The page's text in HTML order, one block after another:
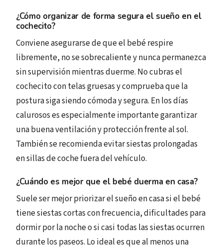
¿Cómo organizar de forma segura el sueño en el
cochecito?
Conviene asegurarse de que el bebé respire
libremente, no se sobrecaliente y nunca permanezca
sin supervisión mientras duerme. No cubras el
cochecito con telas gruesas y comprueba que la
postura siga siendo cómoda y segura. En los días
calurosos es especialmente importante garantizar
una buena ventilación y protección frente al sol.
También se recomienda evitar siestas prolongadas
en sillas de coche fuera del vehículo.
¿Cuándo es mejor que el bebé duerma en casa?
Suele ser mejor priorizar el sueño en casa si el bebé
tiene siestas cortas con frecuencia, dificultades para
dormir por la noche o si casi todas las siestas ocurren
durante los paseos. Lo ideal es que al menos una